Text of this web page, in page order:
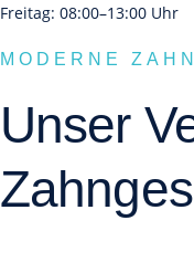
Freitag: 08:00–13:00 Uhr
MODERNE
Unser